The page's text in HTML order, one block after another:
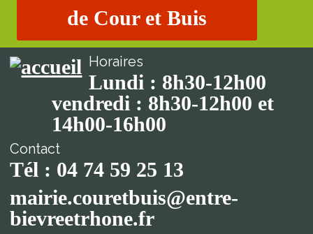
de Cour et Buis
Horaires
Lundi : 8h30-12h00
vendredi : 8h30-12h00 et
14h00-16h00
Contact
Tél : 04 74 59 25 13
mairie.couretbuis@entre-
bievreetrhone.fr